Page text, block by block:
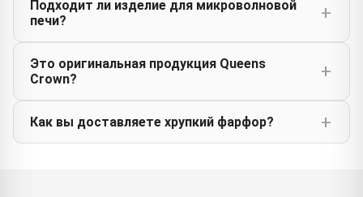
Подходит ли изделие для микроволновой
печи?
Это оригинальная продукция Queens
Crown?
Как вы доставляете хрупкий фарфор?